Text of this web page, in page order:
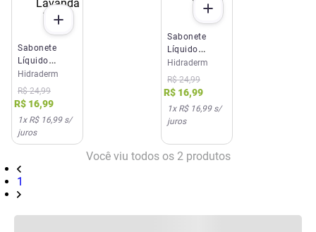
Sabonete
Líquido
Esfoliante
Corporal
Hidraderm
Lavanda
180ml
Hidraderm
R$ 24,99
R$ 16,99
1x R$ 16,99s/
juros
Sabonete
Líquido
Esfoliante
Hidraderm
Maracujá
180ml
Hidraderm
R$ 24,99
R$ 16,99
1x R$ 16,99s/
juros
Você viu todos os 2 produtos
1